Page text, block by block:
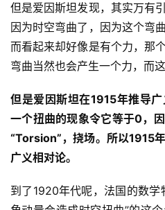
但是爱因斯坦发现，其实万有
因为时空弯曲了，因为这个弯
而看起来却好像是有个力，那
弯曲当然也会产生一个力，而这
但是爱因斯坦在1915年推导
一个扭曲的现象令它等于0，
“Torsion”，挠场。所以1915
广义相对论。
到了1920年代呢，法国的数学